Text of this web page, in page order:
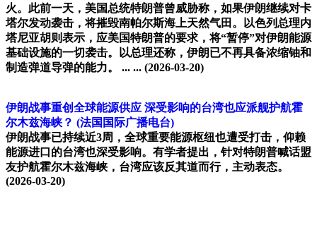
火。此前一天，美国总统特朗普曾威胁称，如果伊朗继续对卡
塔尔发动袭击，将摧毁南帕尔斯海上天然气田。以色列总理内
塔尼亚胡则表示，应美国特朗普的要求，将“暂停”对伊朗能源
基础设施的一切袭击。以总理还称，伊朗已不再具备浓缩铀和
制造弹道导弹的能力。 ... ... (2026-03-20)
伊朗战事重创全球能源供应 深受影响的台湾也应派舰护航霍
尔木兹海峡？ (法国国际广播电台)
伊朗战事已持续近3周，全球重要能源枢纽也遭受打击，仰赖
能源进口的台湾也深受影响。有学者提出，针对特朗普喊话盟
友护航霍尔木兹海峡，台湾应该反其道而行，主动表态。
(2026-03-20)